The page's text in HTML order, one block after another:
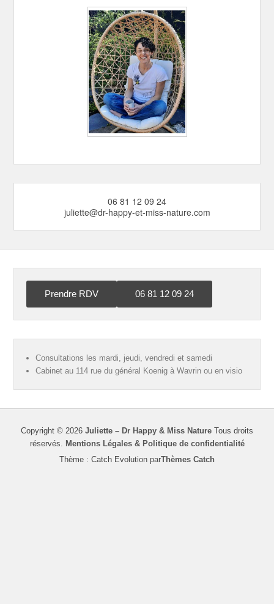
06 81 12 09 24
juliette@dr-happy-et-miss-nature.com
Prendre RDV 06 81 12 09 24
Consultations les mardi, jeudi, vendredi et samedi
Cabinet au 114 rue du général Koenig à Wavrin ou en visio
Copyright © 2026 Juliette – Dr Happy & Miss Nature Tous droits
réservés. Mentions Légales & Politique de confidentialité
Thème : Catch Evolution parThèmes Catch